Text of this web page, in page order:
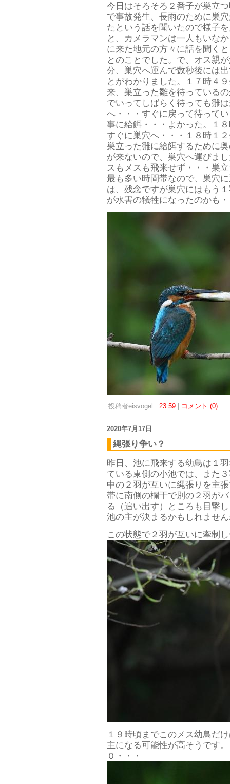
今日はそろそろ２番子が巣立
で事故発生、長雨のために巣
たという話を聞いたので様子
と、カメラマンは一人もいな
に来た地元の方々に話を聞く
とのことでした。で、オス親
分、巣穴へ運んで数秒後には
とがわかりました。１７時４
来、巣立った雛を待っている
でいってしばらく待っても雛
へ・・・すぐに戻って待って
事に給餌・・・よかった。１
すぐに巣穴へ・・・１８時１
巣立った雛に給餌するために
が来ないので、巣穴へ運びま
スもメスも飛来せず・・・巣
最も多い時間帯なので、巣穴
は、残念ですが巣穴にはもう
が水害の犠牲になったのかも
投稿者eisvogel : 23:59| コメント (0)
2020年7月17日
縄張り争い？
昨日、池に飛来する幼鳥は１
ている東側の小池では、また
中の２羽が互いに縄張りを主
帯に南側の欄干で別の２羽が
る（追い出す）ところも目撃
池の主が決まるかもしれませ
この状態で２羽が互いに牽制
１９時頃までこのメス幼鳥だ
主になる可能性が高そうです
０・・・